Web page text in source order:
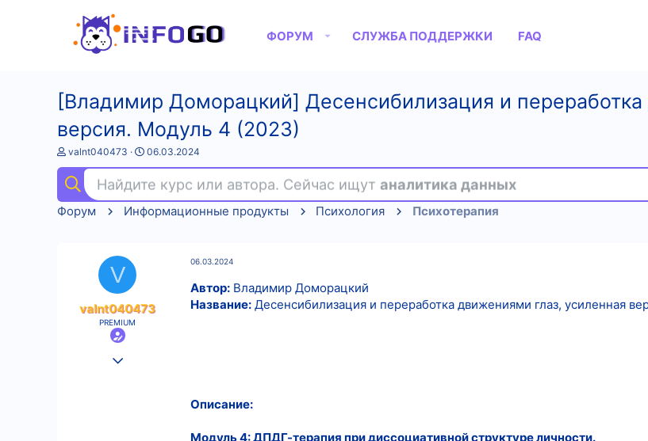
ФОРУМ СЛУЖБА ПОДДЕРЖКИ FAQ
[Владимир Доморацкий] Десенсибилизация и
версия. Модуль 4 (2023)
А
т
о
р
т
valnt040473
Д
а
н
а
06.03.2024
Найдите курс или автора. Сейчас ищут аналитика данных
Форум
Информационные продукты Психология Психотерапия
V
valnt040473
PREMIUM
06.03.2024
Автор: Владимир Доморацкий
Название: Десенсибилизация и переработка движениями глаз, усиленная
Описание:
Модуль 4: ДПДГ-терапия при диссоциативной структуре личности.